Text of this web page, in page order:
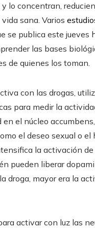
lo concentran,
sana. Varios
se publica este jueves
las bases
de quienes los toman.
con las drogas,
para medir la
el núcleo
el deseo sexual o el
la activación
pueden liberar
droga, mayor era la
activar con luz las